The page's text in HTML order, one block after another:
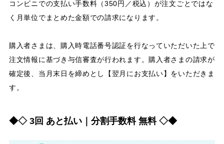
コンビニでの支払い手数料（350円／税込）が注文ごとではな
く月単位でまとめた金額での請求になります。
購入者さまは、購入時電話番号認証を行なっていただいた上で
注文情報に基づき与信審査が行われます。購入者さまの請求が
確定後、当月末日を締めとし【翌月にお支払い】をいただきま
す。
◆◇ 3回 あと払い｜分割手数料 無料 ◇◆